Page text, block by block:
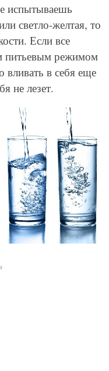
испытываешь
светло-желтая, то
Если все
питьевым режимом
вливать в себя еще
не лезет.